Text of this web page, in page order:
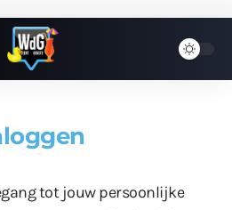
tot jouw persoonlijke